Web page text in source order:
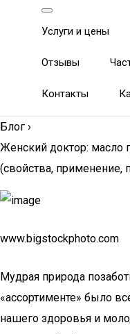
Услуги и цены
Отзывы
Контакты
Блог ›
Женский доктор:
(свойства, применение,
www.bigstockphoto.com
Мудрая природа
«ассортименте» было
нашего здоровья и